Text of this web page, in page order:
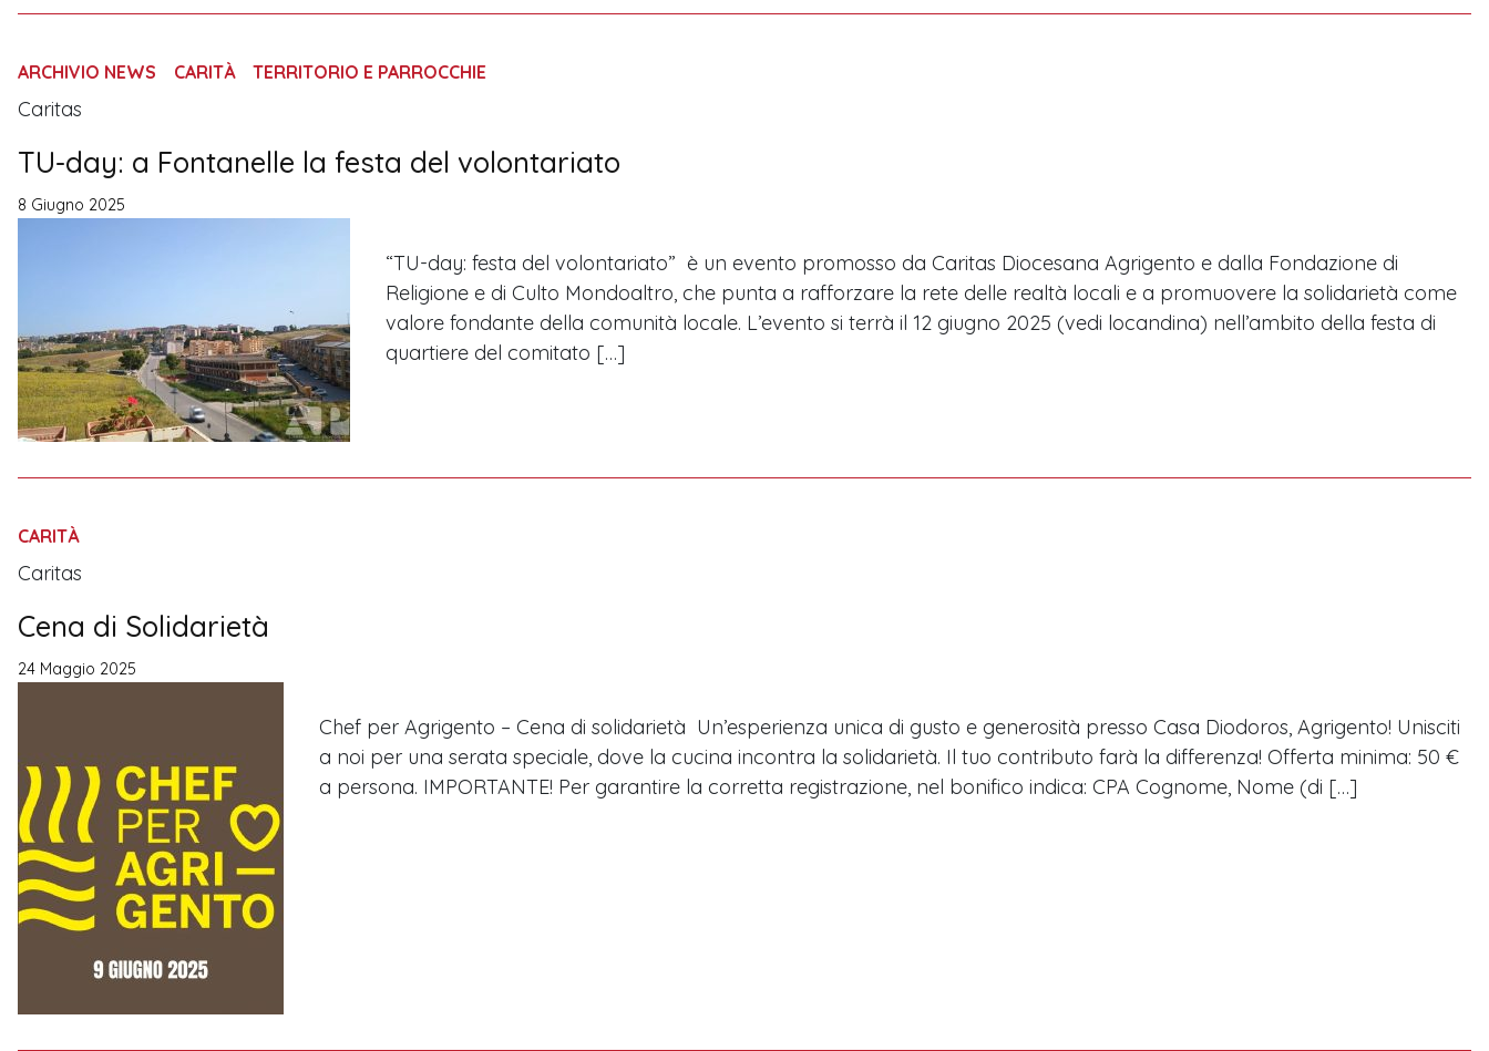
ARCHIVIO NEWS CARITÀ TERRITORIO E PARROCCHIE
Caritas
TU-day: a Fontanelle la festa del volontariato
8 Giugno 2025
“TU-day: festa del volontariato” è un evento promosso da Caritas Diocesana Agrigento e dalla Fondazione di
Religione e di Culto Mondoaltro, che punta a rafforzare la rete delle realtà locali e a promuovere la solidarietà come
valore fondante della comunità locale. L’evento si terrà il 12 giugno 2025 (vedi locandina) nell’ambito della festa di
quartiere del comitato […]
CARITÀ
Caritas
Cena di Solidarietà
24 Maggio 2025
Chef per Agrigento – Cena di solidarietà Un’esperienza unica di gusto e generosità presso Casa Diodoros, Agrigento! Unisciti
a noi per una serata speciale, dove la cucina incontra la solidarietà. Il tuo contributo farà la differenza! Offerta minima: 50 €
a persona. IMPORTANTE! Per garantire la corretta registrazione, nel bonifico indica: CPA Cognome, Nome (di […]